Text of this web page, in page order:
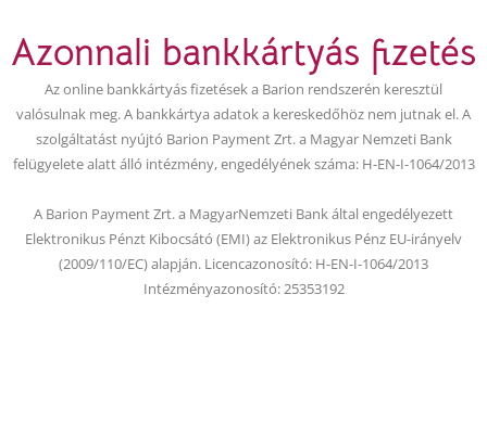
o
o
k
b
e
Azonnali bankkártyás fizetés
Az online bankkártyás fizetések a Barion rendszerén keresztül
valósulnak meg. A bankkártya adatok a kereskedőhöz nem jutnak el. A
szolgáltatást nyújtó Barion Payment Zrt. a Magyar Nemzeti Bank
felügyelete alatt álló intézmény, engedélyének száma: H-EN-I-1064/2013
A Barion Payment Zrt. a MagyarNemzeti Bank által engedélyezett
Elektronikus Pénzt Kibocsátó (EMI) az Elektronikus Pénz EU-irányelv
(2009/110/EC) alapján. Licencazonosító: H-EN-I-1064/2013
Intézményazonosító: 25353192